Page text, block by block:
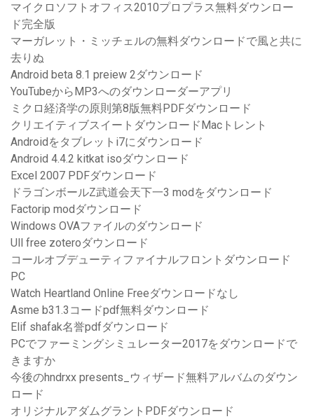
マイクロソフトオフィス2010プロプラス無料ダウンロー
ド完全版
マーガレット・ミッチェルの無料ダウンロードで風と共に
去りぬ
Android beta 8.1 preiew 2ダウンロード
YouTubeからMP3へのダウンローダーアプリ
ミクロ経済学の原則第8版無料PDFダウンロード
クリエイティブスイートダウンロードMacトレント
Androidをタブレットi7にダウンロード
Android 4.4.2 kitkat isoダウンロード
Excel 2007 PDFダウンロード
ドラゴンボールZ武道会天下一3 modをダウンロード
Factorip modダウンロード
Windows OVAファイルのダウンロード
Ull free zoteroダウンロード
コールオブデューティファイナルフロントダウンロード
PC
Watch Heartland Online Freeダウンロードなし
Asme b31.3コードpdf無料ダウンロード
Elif shafak名誉pdfダウンロード
PCでファーミングシミュレーター2017をダウンロードで
きますか
今後のhndrxx presents_ウィザード無料アルバムのダウン
ロード
オリジナルアダムグラントPDFダウンロード